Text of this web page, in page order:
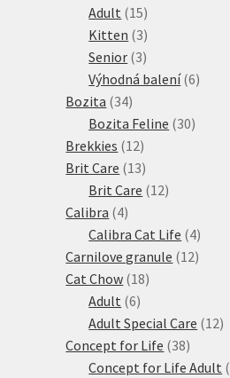
Adult 1515
produktů
Kitten 33
produkty
Senior 33
produkty
Výhodná balení 66
Bozita 3434
produktů
Bozita Feline 3030
Brekkies 1212
produktů
Brit Care 1313
produktů
Brit Care 1212
Calibra 44
produkty
Calibra Cat Life 44
Carnilove granule 1212
Cat Chow 1818
Adult 66
produktů
Adult Special Care 1212
Concept for Life 3838
Concept for Life Adult